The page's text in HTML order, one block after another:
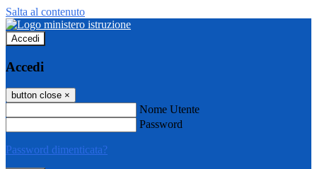
Salta al contenuto
Accedi
Accedi
button close ×
Nome Utente
Password
Password dimenticata?